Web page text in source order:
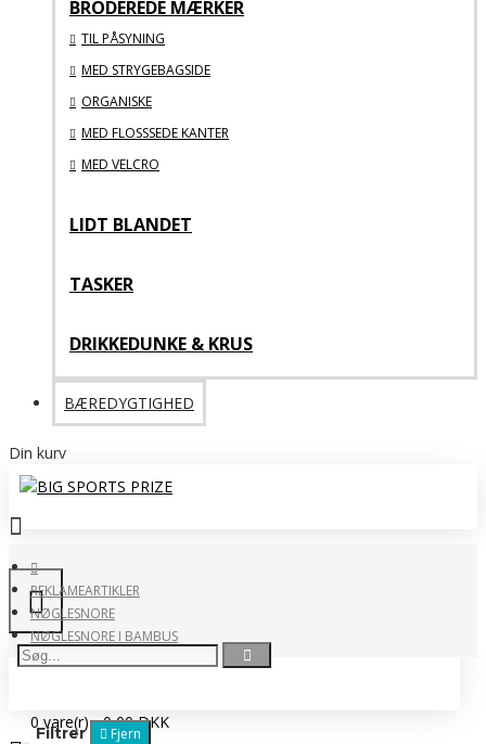
BRODEREDE MÆRKER
TIL PÅSYNING
MED STRYGEBAGSIDE
ORGANISKE
MED FLOSSSEDE KANTER
MED VELCRO
LIDT BLANDET
TASKER
DRIKKEDUNKE & KRUS
BÆREDYGTIGHED
Din kurv
0 vare(r) - 0,00 DKK
REKLAMEARTIKLER
NØGLESNORE
NØGLESNORE I BAMBUS
Filtrer Fjern